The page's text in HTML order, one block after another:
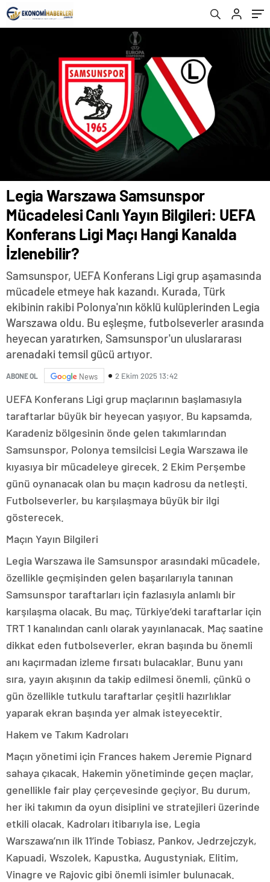
Legia Warszawa Samsunspor
Mücadelesi Canlı Yayın Bilgileri: UEFA
Konferans Ligi Maçı Hangi Kanalda
İzlenebilir?
Samsunspor, UEFA Konferans Ligi grup aşamasında
mücadele etmeye hak kazandı. Kurada, Türk
ekibinin rakibi Polonya'nın köklü kulüplerinden Legia
Warszawa oldu. Bu eşleşme, futbolseverler arasında
heyecan yaratırken, Samsunspor'un uluslararası
arenadaki temsil gücü artıyor.
ABONE OL News 2 Ekim 2025 13:42
UEFA Konferans Ligi grup maçlarının başlamasıyla
taraftarlar büyük bir heyecan yaşıyor. Bu kapsamda,
Karadeniz bölgesinin önde gelen takımlarından
Samsunspor, Polonya temsilcisi Legia Warszawa ile
kıyasıya bir mücadeleye girecek. 2 Ekim Perşembe
günü oynanacak olan bu maçın kadrosu da netleşti.
Futbolseverler, bu karşılaşmaya büyük bir ilgi
gösterecek.
Maçın Yayın Bilgileri
Legia Warszawa ile Samsunspor arasındaki mücadele,
özellikle geçmişinden gelen başarılarıyla tanınan
Samsunspor taraftarları için fazlasıyla anlamlı bir
karşılaşma olacak. Bu maç, Türkiye’deki taraftarlar için
TRT 1 kanalından canlı olarak yayınlanacak. Maç saatine
dikkat eden futbolseverler, ekran başında bu önemli
anı kaçırmadan izleme fırsatı bulacaklar. Bunu yanı
sıra, yayın akışının da takip edilmesi önemli, çünkü o
gün özellikle tutkulu taraftarlar çeşitli hazırlıklar
yaparak ekran başında yer almak isteyecektir.
Hakem ve Takım Kadroları
Maçın yönetimi için Frances hakem Jeremie Pignard
sahaya çıkacak. Hakemin yönetiminde geçen maçlar,
genellikle fair play çerçevesinde geçiyor. Bu durum,
her iki takımın da oyun disiplini ve stratejileri üzerinde
etkili olacak. Kadroları itibarıyla ise, Legia
Warszawa’nın ilk 11’inde Tobiasz, Pankov, Jedrzejczyk,
Kapuadi, Wszolek, Kapustka, Augustyniak, Elitim,
Vinagre ve Rajovic gibi önemli isimler bulunacak.